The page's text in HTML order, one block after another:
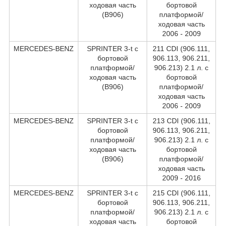
ходовая часть
(B906)
бортовой
платформой/
ходовая часть
2006 - 2009
MERCEDES-BENZ
SPRINTER 3-t c
бортовой
платформой/
ходовая часть
(B906)
211 CDI (906.111,
906.113, 906.211,
906.213) 2.1 л. c
бортовой
платформой/
ходовая часть
2006 - 2009
MERCEDES-BENZ
SPRINTER 3-t c
бортовой
платформой/
ходовая часть
(B906)
213 CDI (906.111,
906.113, 906.211,
906.213) 2.1 л. c
бортовой
платформой/
ходовая часть
2009 - 2016
MERCEDES-BENZ
SPRINTER 3-t c
бортовой
платформой/
ходовая часть
215 CDI (906.111,
906.113, 906.211,
906.213) 2.1 л. c
бортовой